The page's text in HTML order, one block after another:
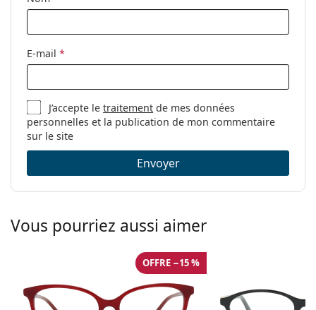
Accessoires
Étui:
Oui
Autres
Sexe:
Pour femmes
Catégorie:
Carolina Herrera
Code:
HER0243 6K3 18 53
E-mail *
J’accepte letraitement de mes données
personnelles et la publication de mon commentaire
sur le site
Envoyer
Vous pourriez aussi aimer
OFFRE −15 %